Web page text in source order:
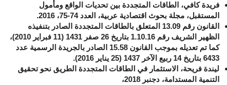
فريدة كافي، الطاقات المتجددة بين تحديات الواقع ومأمول
المستقبل، مجلة بحوث اقتصادية عربية، العدد 74-75، 2016.
القانون رقم 13.09 المتعلق بالطاقات المتجددة الصادر بتنفيذه
الظهير الشريف رقم 1.10.16 بتاريخ 26 صفر 1431 (11 فبراير 2010)،
كما تم تعديله بموجب القانون 15.58 الصادر بالجريدة الرسمية عدد
6433 بتاريخ 14 ربيع الآخر 1437 (25 يناير 2016).
ليندة فريحة، الاستثمار في الطاقات المتجددة الطريق نحو تحقيق
التنمية المستدامة، دجنبر 2018،